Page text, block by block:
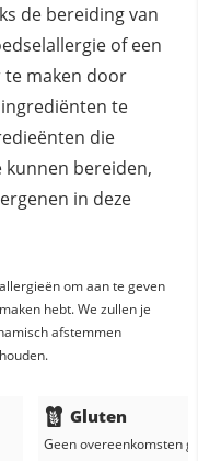
de bereiding van
of een
te maken door
te
die
bereiden,
in deze
om aan te geven
hebt. We zullen je
afstemmen
Gluten
Geen overeenkomsten